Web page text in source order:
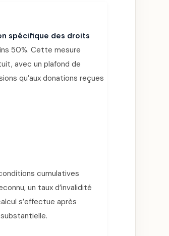
spécifique des droits
50%. Cette mesure
avec un plafond de
qu’aux donations reçues
cumulatives
un taux d’invalidité
s’effectue après